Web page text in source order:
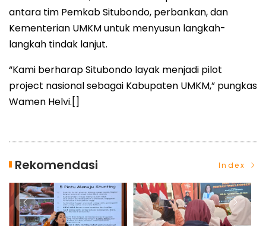
antara tim Pemkab Situbondo, perbankan, dan
Kementerian UMKM untuk menyusun langkah-
langkah tindak lanjut.
“Kami berharap Situbondo layak menjadi pilot
project nasional sebagai Kabupaten UMKM,” pungkas
Wamen Helvi.[]
Rekomendasi Index